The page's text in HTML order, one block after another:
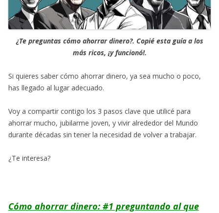
¿Te preguntas cómo ahorrar dinero?. Copié esta guía a los
más ricos, ¡y funcionó!.
Si quieres saber cómo ahorrar dinero, ya sea mucho o poco,
has llegado al lugar adecuado.
Voy a compartir contigo los 3 pasos clave que utilicé para
ahorrar mucho, jubilarme joven, y vivir alrededor del Mundo
durante décadas sin tener la necesidad de volver a trabajar.
¿Te interesa?
Cómo ahorrar dinero: #1 preguntando al que